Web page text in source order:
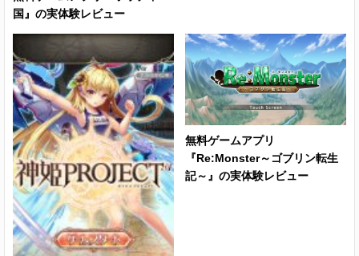
国』の実体験レビュー
無料ゲームアプリ
『Re:Monster～ゴブリン転生
記～』の実体験レビュー